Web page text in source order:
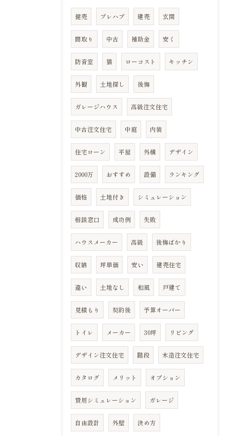
健売 プレハブ 建売 玄関
間取り 中古 補助金 安く
防音室 猫 ローコスト キッチン
外観 土地探し 後悔
ガレージハウス 高級注文住宅
中古注文住宅 中庭 内装
住宅ローン 平屋 外構 デザイン
2000万 おすすめ 設備 ランキング
価格 土地付き シミュレーション
相談窓口 成功例 失敗
ハウスメーカー 高級 後悔ばかり
収納 坪単価 安い 建売住宅
違い 土地なし 和風 戸建て
見積もり 契約後 予算オーバー
トイレ メーカー 30坪 リビング
デザイン注文住宅 階段 木造注文住宅
カタログ メリット オプション
費用シミュレーション ガレージ
自由設計 外壁 決め方